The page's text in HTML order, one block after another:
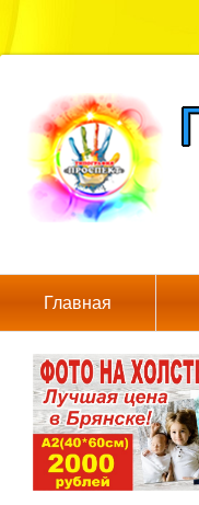
Главная